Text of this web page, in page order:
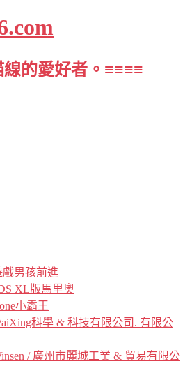
的愛好者。≡≡≡≡
戲男孩前進
XL版馬里奧
小霸王
科學 & 科技有限公司. 有限公
/ 廣州市麗城工業 & 貿易有限公